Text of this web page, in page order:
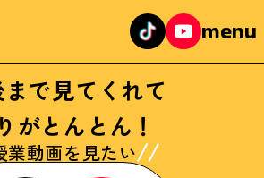
menu
で見てくれて
がとんとん！
業動画を見たい